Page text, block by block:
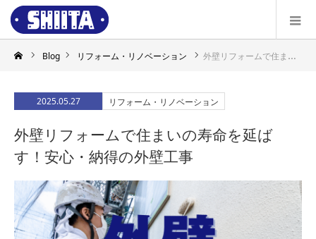
Blog リフォーム・リノベーション 外壁リフォームで住まいの寿命を延ばす！安心・納得の外壁工事
2025.05.27 リフォーム・リノベーション
外壁リフォームで住まいの寿命を延ば
す！安心・納得の外壁工事